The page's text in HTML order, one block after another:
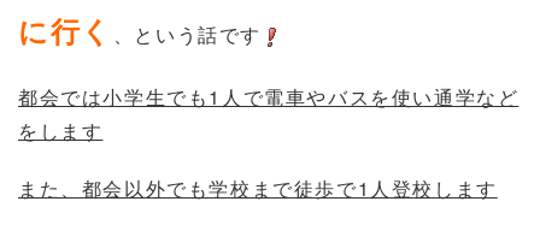
に行く 、という話です
都会では小学生でも1人で電車やバスを使い通学など
をします
また、都会以外でも学校まで徒歩で1人登校します